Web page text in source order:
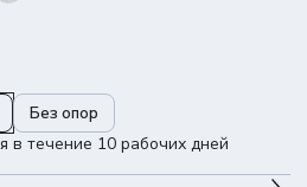
Без опор
в течение 10 рабочих дней